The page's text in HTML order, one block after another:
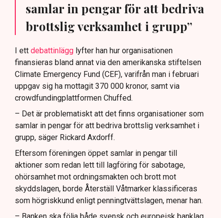
samlar in pengar för att bedriva
brottslig verksamhet i grupp”
I ett debattinlägg lyfter han hur organisationen
finansieras bland annat via den amerikanska stiftelsen
Climate Emergency Fund (CEF), varifrån man i februari
uppgav sig ha mottagit 370 000 kronor, samt via
crowdfundingplattformen Chuffed.
– Det är problematiskt att det finns organisationer som
samlar in pengar för att bedriva brottslig verksamhet i
grupp, säger Rickard Axdorff.
Eftersom föreningen öppet samlar in pengar till
aktioner som redan lett till lagföring för sabotage,
ohörsamhet mot ordningsmakten och brott mot
skyddslagen, borde Återställ Våtmarker klassificeras
som högriskkund enligt penningtvättslagen, menar han.